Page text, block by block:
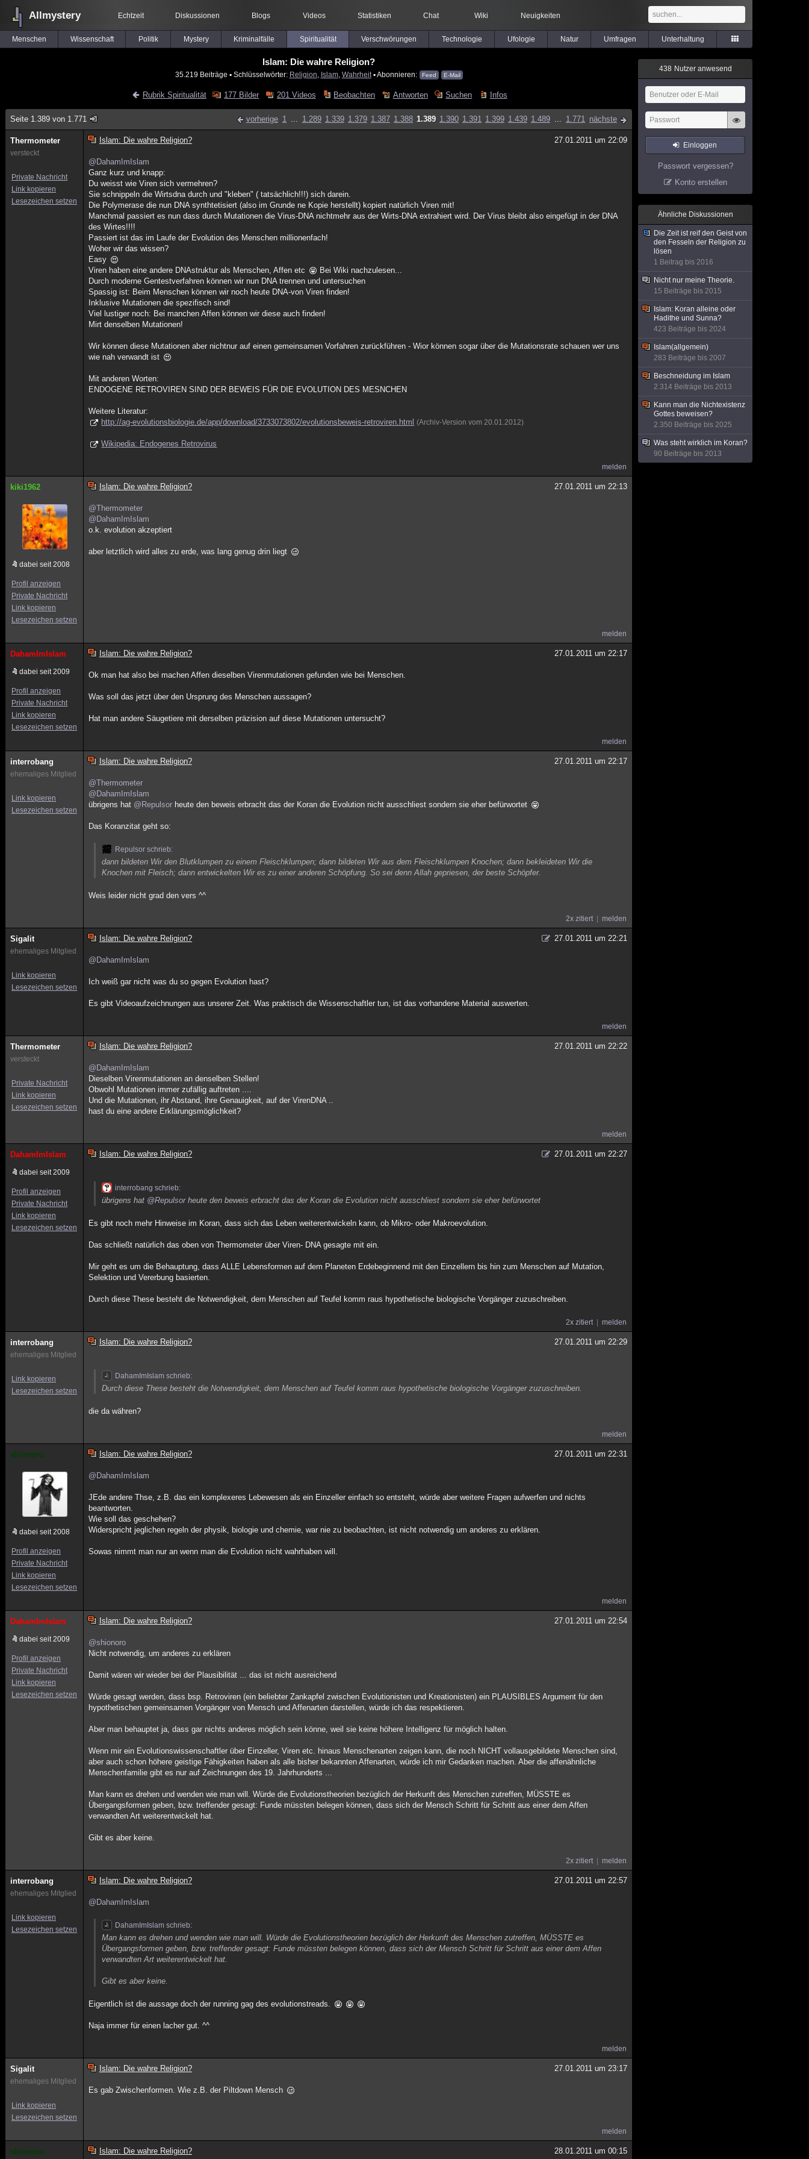
Allmystery Echtzeit Diskussionen Blogs Videos Statistiken Chat Wiki Neuigkeiten
Menschen Wissenschaft Politik Mystery Kriminalfälle Spiritualität Verschwörungen Technologie Ufologie Natur Umfragen Unterhaltung
Islam: Die wahre Religion?
35.219 Beiträge ▪ Schlüsselwörter: Religion Islam, Wahrheit▪ Abonnieren: Feed E-Mail
Rubrik Spiritualität 177 Bilder 201 Videos Beobachten Antworten Suchen Infos
Seite 1.389 von 1.771 vorherige 1 ... 1.289 1.339 1.379 1.387 1.388 1.389 1.390 1.391 1.399 1.439 1.489 ... 1.771 nächste
Thermometer
versteckt
Private Nachricht
Link kopieren
Lesezeichen setzen
Islam: Die wahre Religion? 27.01.2011 um 22:09
@DahamImIslam
Ganz kurz und knapp:
Du weisst wie Viren sich vermehren?
Sie schnippeln die Wirtsdna durch und "kleben" ( tatsächlich!!!) sich darein.
Die Polymerase die nun DNA synthtetisiert (also im Grunde ne Kopie herstellt) kopiert natürlich Viren mit!
Manchmal passiert es nun dass durch Mutationen die Virus-DNA nichtmehr aus der Wirts-DNA extrahiert wird. Der Virus bleibt also eingefügt in der DNA
des Wirtes!!!!
Passiert ist das im Laufe der Evolution des Menschen millionenfach!
Woher wir das wissen?
Easy
Viren haben eine andere DNAstruktur als Menschen, Affen etc
Bei Wiki nachzulesen...
Durch moderne Gentestverfahren können wir nun DNA trennen und untersuchen
Spassig ist: Beim Menschen können wir noch heute DNA-von Viren finden!
Inklusive Mutationen die spezifisch sind!
Viel lustiger noch: Bei manchen Affen können wir diese auch finden!
Mirt denselben Mutationen!
Wir können diese Mutationen aber nichtnur auf einen gemeinsamen Vorfahren zurückführen - Wior können sogar über die Mutationsrate schauen wer uns
wie nah verwandt ist
Mit anderen Worten:
ENDOGENE RETROVIREN SIND DER BEWEIS FÜR DIE EVOLUTION DES MESNCHEN
Weitere Literatur:
http://ag-evolutionsbiologie.de/app/download/3733073802/evolutionsbeweis-retroviren.html
(Archiv-Version vom 20.01.2012)
Wikipedia: Endogenes Retrovirus
melden
kiki1962
dabei seit 2008
Profil anzeigen
Private Nachricht
Link kopieren
Lesezeichen setzen
Islam: Die wahre Religion? 27.01.2011 um 22:13
@Thermometer
@DahamImIslam
o.k. evolution akzeptiert
aber letztlich wird alles zu erde, was lang genug drin liegt
melden
DahamImIslam
dabei seit 2009
Profil anzeigen
Private Nachricht
Link kopieren
Lesezeichen setzen
Islam: Die wahre Religion? 27.01.2011 um 22:17
Ok man hat also bei machen Affen dieselben Virenmutationen gefunden wie bei Menschen.
Was soll das jetzt über den Ursprung des Menschen aussagen?
Hat man andere Säugetiere mit derselben präzision auf diese Mutationen untersucht?
melden
interrobang
ehemaliges Mitglied
Link kopieren
Lesezeichen setzen
Islam: Die wahre Religion? 27.01.2011 um 22:17
@Thermometer
@DahamImIslam
übrigens hat @Repulsor heute den beweis erbracht das der Koran die Evolution nicht ausschliest sondern sie eher befürwortet
Das Koranzitat geht so:
Repulsor schrieb:
dann bildeten Wir den Blutklumpen zu einem Fleischklumpen; dann bildeten Wir aus dem Fleischklumpen Knochen; dann bekleideten Wir die
Knochen mit Fleisch; dann entwickelten Wir es zu einer anderen Schöpfung. So sei denn Allah gepriesen, der beste Schöpfer.
Weis leider nicht grad den vers ^^
2x zitiert melden
Sigalit
ehemaliges Mitglied
Link kopieren
Lesezeichen setzen
Islam: Die wahre Religion? 27.01.2011 um 22:21
@DahamImIslam
Ich weiß gar nicht was du so gegen Evolution hast?
Es gibt Videoaufzeichnungen aus unserer Zeit. Was praktisch die Wissenschaftler tun, ist das vorhandene Material auswerten.
melden
Thermometer
versteckt
Private Nachricht
Link kopieren
Lesezeichen setzen
Islam: Die wahre Religion? 27.01.2011 um 22:22
@DahamImIslam
Dieselben Virenmutationen an denselben Stellen!
Obwohl Mutationen immer zufällig auftreten ....
Und die Mutationen, ihr Abstand, ihre Genauigkeit, auf der VirenDNA ..
hast du eine andere Erklärungsmöglichkeit?
melden
DahamImIslam
dabei seit 2009
Profil anzeigen
Private Nachricht
Link kopieren
Lesezeichen setzen
Islam: Die wahre Religion? 27.01.2011 um 22:27
interrobang schrieb:
übrigens hat @Repulsorheute den beweis erbracht das der Koran die Evolution nicht ausschliest sondern sie eher befürwortet
Es gibt noch mehr Hinweise im Koran, dass sich das Leben weiterentwickeln kann, ob Mikro- oder Makroevolution.
Das schließt natürlich das oben von Thermometer über Viren- DNA gesagte mit ein.
Mir geht es um die Behauptung, dass ALLE Lebensformen auf dem Planeten Erdebeginnend mit den Einzellern bis hin zum Menschen auf Mutation,
Selektion und Vererbung basierten.
Durch diese These besteht die Notwendigkeit, dem Menschen auf Teufel komm raus hypothetische biologische Vorgänger zuzuschreiben.
2x zitiert melden
interrobang
ehemaliges Mitglied
Link kopieren
Lesezeichen setzen
Islam: Die wahre Religion? 27.01.2011 um 22:29
DahamImIslam schrieb:
Durch diese These besteht die Notwendigkeit, dem Menschen auf Teufel komm raus hypothetische biologische Vorgänger zuzuschreiben.
die da währen?
melden
shionoro
dabei seit 2008
Profil anzeigen
Private Nachricht
Link kopieren
Lesezeichen setzen
Islam: Die wahre Religion? 27.01.2011 um 22:31
@DahamImIslam
JEde andere Thse, z.B. das ein komplexeres Lebewesen als ein Einzeller einfach so entsteht, würde aber weitere Fragen aufwerfen und nichts
beantworten.
Wie soll das geschehen?
Widerspricht jeglichen regeln der physik, biologie und chemie, war nie zu beobachten, ist nicht notwendig um anderes zu erklären.
Sowas nimmt man nur an wenn man die Evolution nicht wahrhaben will.
melden
DahamImIslam
dabei seit 2009
Profil anzeigen
Private Nachricht
Link kopieren
Lesezeichen setzen
Islam: Die wahre Religion? 27.01.2011 um 22:54
@shionoro
Nicht notwendig, um anderes zu erklären
Damit wären wir wieder bei der Plausibilität ... das ist nicht ausreichend
Würde gesagt werden, dass bsp. Retroviren (ein beliebter Zankapfel zwischen Evolutionisten und Kreationisten) ein PLAUSIBLES Argument für den
hypothetischen gemeinsamen Vorgänger von Mensch und Affenarten darstellen, würde ich das respektieren.
Aber man behauptet ja, dass gar nichts anderes möglich sein könne, weil sie keine höhere Intelligenz für möglich halten.
Wenn mir ein Evolutionswissenschaftler über Einzeller, Viren etc. hinaus Menschenarten zeigen kann, die noch NICHT vollausgebildete Menschen sind,
aber auch schon höhere geistige Fähigkeiten haben als alle bisher bekannten Affenarten, würde ich mir Gedanken machen. Aber die affenähnliche
Menschenfamilie gibt es nur auf Zeichnungen des 19. Jahrhunderts ...
Man kann es drehen und wenden wie man will. Würde die Evolutionstheorien bezüglich der Herkunft des Menschen zutreffen, MÜSSTE es
Übergangsformen geben, bzw. treffender gesagt: Funde müssten belegen können, dass sich der Mensch Schritt für Schritt aus einer dem Affen
verwandten Art weiterentwickelt hat.
Gibt es aber keine.
2x zitiert melden
interrobang
ehemaliges Mitglied
Link kopieren
Lesezeichen setzen
Islam: Die wahre Religion? 27.01.2011 um 22:57
@DahamImIslam
DahamImIslam schrieb:
Man kann es drehen und wenden wie man will. Würde die Evolutionstheorien bezüglich der Herkunft des Menschen zutreffen, MÜSSTE es
Übergangsformen geben, bzw. treffender gesagt: Funde müssten belegen können, dass sich der Mensch Schritt für Schritt aus einer dem Affen
verwandten Art weiterentwickelt hat.
Gibt es aber keine.
Eigentlich ist die aussage doch der running gag des evolutionstreads.
Naja immer für einen lacher gut. ^^
melden
Sigalit
ehemaliges Mitglied
Link kopieren
Lesezeichen setzen
Islam: Die wahre Religion? 27.01.2011 um 23:17
Es gab Zwischenformen. Wie z.B. der Piltdown Mensch
melden
shionoro Islam: Die wahre Religion? 28.01.2011 um 00:15
438 Nutzer anwesend
Einloggen
Passwort vergessen?
Konto erstellen
Ähnliche Diskussionen
Die Zeit ist reif den Geist von
den Fesseln der Religion zu
lösen
1 Beitrag bis 2016
Nicht nur meine Theorie.
15 Beiträge bis 2015
Islam: Koran alleine oder
Hadithe und Sunna?
423 Beiträge bis 2024
Islam(allgemein)
283 Beiträge bis 2007
Beschneidung im Islam
2.314 Beiträge bis 2013
Kann man die Nichtexistenz
Gottes beweisen?
2.350 Beiträge bis 2025
Was steht wirklich im Koran?
90 Beiträge bis 2013